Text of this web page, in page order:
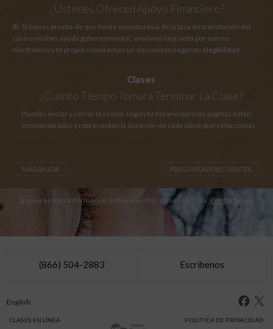
¿Ustedes Ofrecen Apoyo Financiero?
SÍ. Si tienes prueba de que fuiste exonerado/a de la tasa de tramitación del
caso o recibes ayuda gubernamental, envíanos la prueba por correo
electrónico y te proporcionaremos un descuento según tu elegibilidad.
Clases
¿Cuánto Tiempo Tomará Terminar La Clase?
Puedes iniciar y cerrar la sesión según tu horario pero las páginas están
cronometradas y representan la duración de cada clase que seleccionas.
MÁS AYUDA PREGUNTAS FRECUENTES
Si quieres más información sobre nuestras clases en línea, contáctanos
(866) 504-2883 Escríbenos
English
CLASES EN LÍNEA
POLÍTICA DE PRIVACIDAD